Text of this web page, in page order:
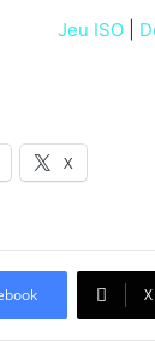
Jeu ISO
X
X